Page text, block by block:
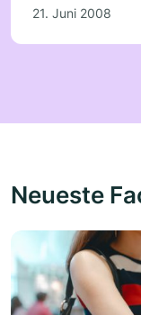
21. Juni 2008
Neueste